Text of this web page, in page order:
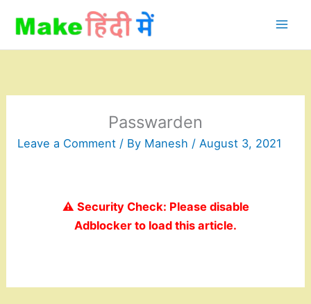
content
Passwarden
Leave a Comment / By Manesh / August 3, 2021
⚠️ Security Check: Please disable
Adblocker to load this article.